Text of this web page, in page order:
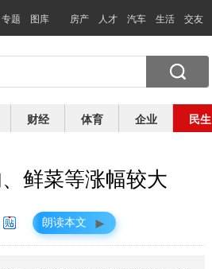
专题 图库 房产 人才 汽车 生活 交友
财经 体育 企业 民生
鲜菜等涨幅较大
朗读本文 ►